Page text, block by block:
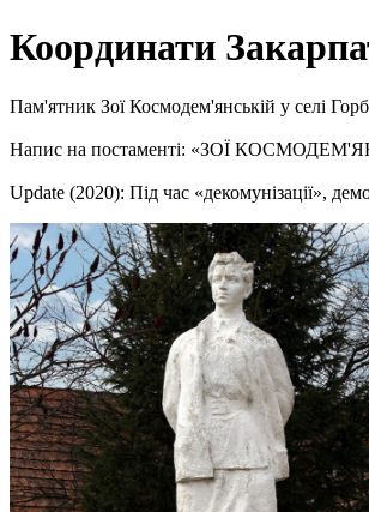
Координати
Пам'ятник Зої Космодем'янській у селі
Напис на постаменті: «ЗОЇ
Update (2020): Під час «декомунізації»,